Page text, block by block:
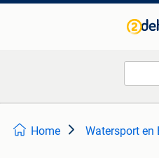
Home Watersport en